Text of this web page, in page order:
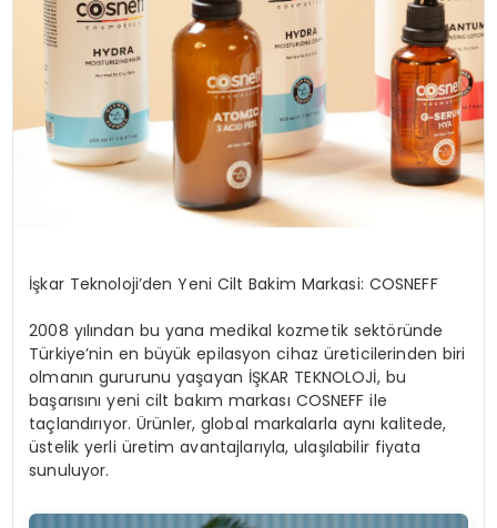
İşkar Teknoloji’den Yeni Cilt Bakim Markasi: COSNEFF
2008 yılından bu yana medikal kozmetik sektöründe
Türkiye’nin en büyük epilasyon cihaz üreticilerinden biri
olmanın gururunu yaşayan İŞKAR TEKNOLOJİ, bu
başarısını yeni cilt bakım markası COSNEFF ile
taçlandırıyor. Ürünler, global markalarla aynı kalitede,
üstelik yerli üretim avantajlarıyla, ulaşılabilir fiyata
sunuluyor.